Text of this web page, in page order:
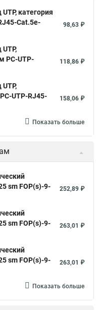
категория
Cat.5e-
98,63 ₽
PC-UTP-
118,86 ₽
UTP-RJ45-
158,06 ₽
Показать больше
sm FOP(s)-9-
252,89 ₽
sm FOP(s)-9-
263,01 ₽
sm FOP(s)-9-
263,01 ₽
Показать больше